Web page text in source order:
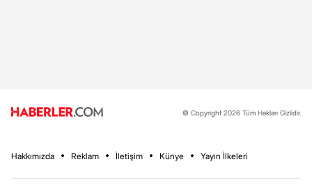
© Copyright 2026 Tüm Hakları Gizlidir.
Hakkımızda Reklam İletişim Künye Yayın İlkeleri